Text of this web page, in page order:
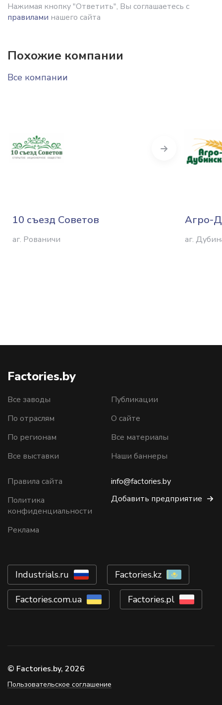
Нажимая кнопку "Ответить", Вы соглашаетесь с
правилами нашего сайта
Похожие компании
Все компании
10 съезд Советов
аг. Рованичи
Агро-
аг.
Next
Factories.by
Все заводы
По отраслям
По регионам
Все выставки
Публикации
О сайте
Все материалы
Наши баннеры
Правила сайта
Политика
конфиденциальности
Реклама
info@factories.by
Добавить предприятие
Industrials.ru Factories.kz
Factories.com.ua Factories.pl
© Factories.by, 2026
Пользовательское соглашение